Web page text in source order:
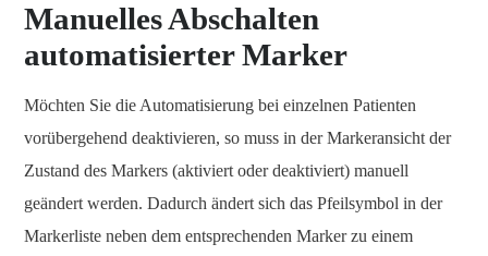
Manuelles Abschalten
automatisierter Marker
Möchten Sie die Automatisierung bei einzelnen Patienten
vorübergehend deaktivieren, so muss in der Markeransicht der
Zustand des Markers (aktiviert oder deaktiviert) manuell
geändert werden. Dadurch ändert sich das Pfeilsymbol in der
Markerliste neben dem entsprechenden Marker zu einem